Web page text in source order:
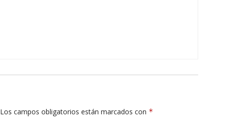
Los campos obligatorios están marcados con *